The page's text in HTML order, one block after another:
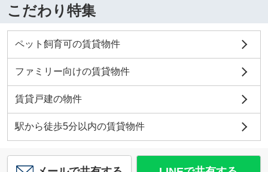
こだわり特集
ペット飼育可の賃貸物件
ファミリー向けの賃貸物件
賃貸戸建の物件
駅から徒歩5分以内の賃貸物件